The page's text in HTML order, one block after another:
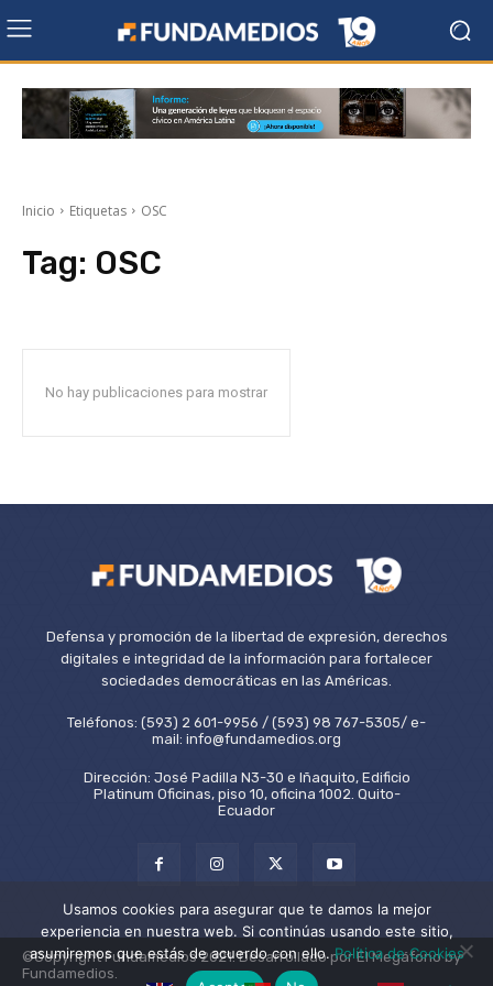
Inicio Etiquetas OSC
Tag: OSC
No hay publicaciones para mostrar
Defensa y promoción de la libertad de expresión, derechos
digitales e integridad de la información para fortalecer
sociedades democráticas en las Américas.
Teléfonos: (593) 2 601-9956 / (593) 98 767-5305/ e-
mail: info@fundamedios.org
Dirección: José Padilla N3-30 e Iñaquito, Edificio
Platinum Oficinas, piso 10, oficina 1002. Quito-
Ecuador
©Copyright Fundamedios 2021. Desarrollado por El Megáfono by
Fundamedios.
Usamos cookies para asegurar que te damos la mejor
experiencia en nuestra web. Si continúas usando este sitio,
asumiremos que estás de acuerdo con ello.Política de Cookies